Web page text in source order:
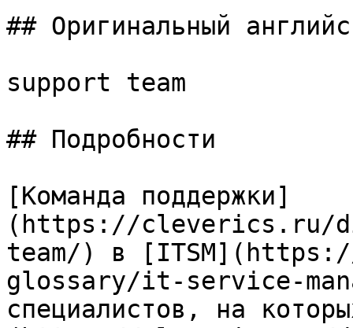
## Оригинальный
support team
## Подробности
[Команда поддержки]
(https://cleverics.ru/
team/) в
glossary/it-service-
специалистов, на